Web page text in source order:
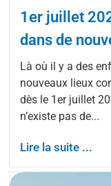
1er juillet
dans de
Là où il y a des
nouveaux lieux
dès le 1er juillet
n’existe pas de...
Lire la suite ...